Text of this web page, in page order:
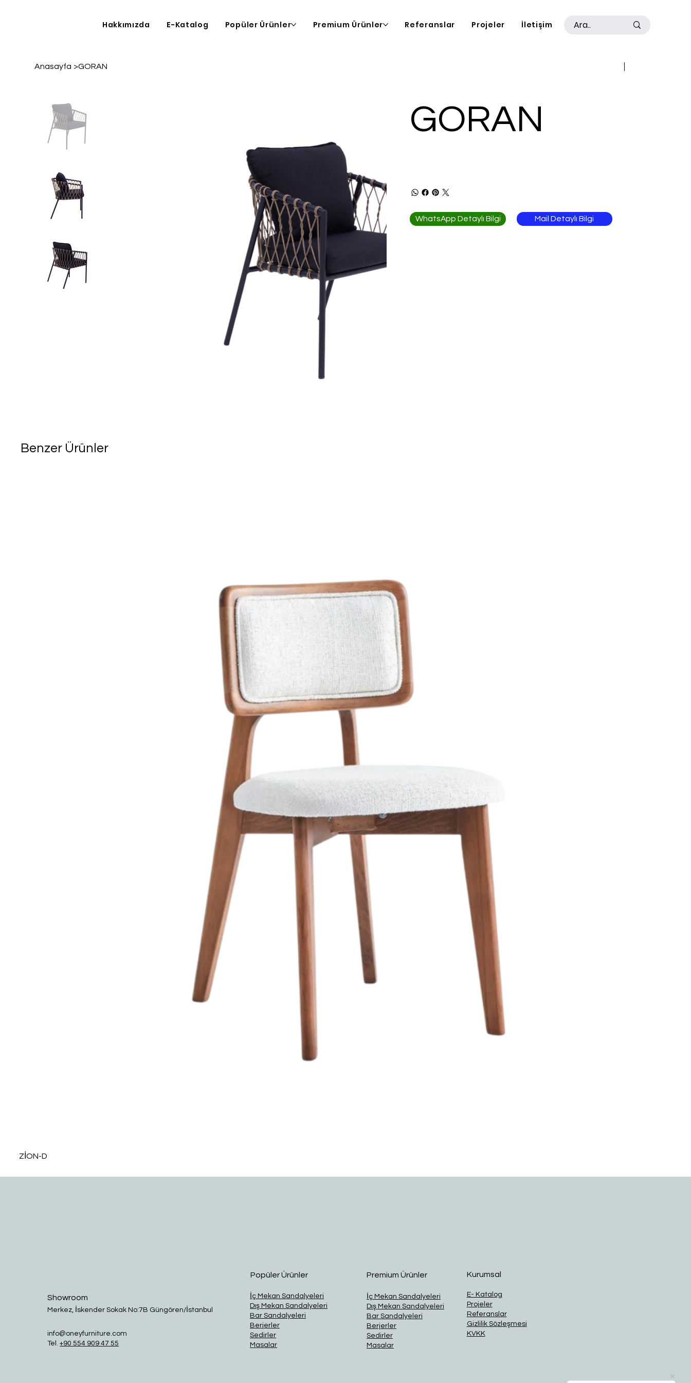
Hakkımızda E-Katalog Popüler Ürünler Premium Ürünler Referanslar Projeler İletişim
Anasayfa >GORAN
GORAN
WhatsApp Detaylı Bilgi Mail Detaylı Bilgi
Benzer Ürünler
ZİON-D
Showroom
Merkez, İskender Sokak No:7B Güngören/İstanbul
info@oneyfurniture.com
Tel.+90 554 909 47 55
Popüler Ürünler
İç Mekan Sandalyeleri
Dış Mekan Sandalyeleri
Bar Sandalyeleri
Berjerler
Sedirler
Masalar
Premium Ürünler
İç Mekan Sandalyeleri
Dış Mekan Sandalyeleri
Bar Sandalyeleri
Berjerler
Sedirler
Masalar
Kurumsal
E- Katalog
Projeler
Referanslar
Gizlilik Sözleşmesi
KVKK